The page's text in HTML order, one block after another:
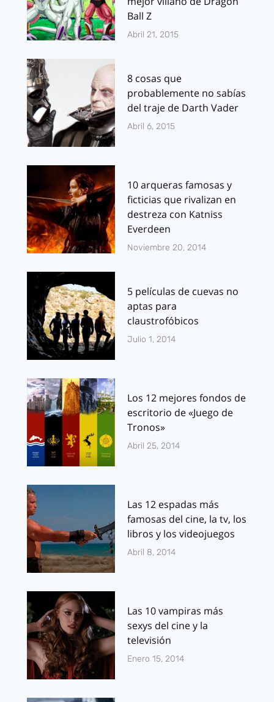
Ball Z
Abril 21, 2015
8 cosas que
probablemente no sabías
del traje de Darth Vader
Abril 6, 2015
10 arqueras famosas y
ficticias que rivalizan en
destreza con Katniss
Everdeen
Noviembre 20, 2014
5 películas de cuevas no
aptas para
claustrofóbicos
Julio 1, 2014
Los 12 mejores fondos de
escritorio de «Juego de
Tronos»
Abril 25, 2014
Las 12 espadas más
famosas del cine, la tv, los
libros y los videojuegos
Abril 8, 2014
Las 10 vampiras más
sexys del cine y la
televisión
Enero 15, 2014